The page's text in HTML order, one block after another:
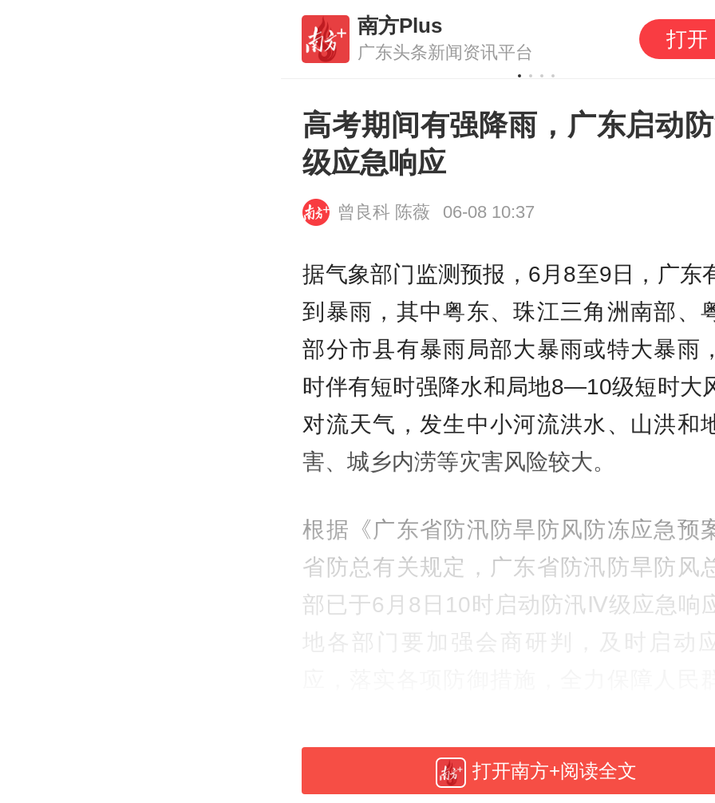
南方Plus
广东头条新闻资讯平台
打开
高考期间有强降雨，广东启动
级应急响应
曾良科 陈薇 06-08 10:37
据气象部门监测预报，6月8至9日，广东
到暴雨，其中粤东、珠江三角洲南部、
部分市县有暴雨局部大暴雨或特大暴雨
时伴有短时强降水和局地8—10级短时大
对流天气，发生中小河流洪水、山洪和
害、城乡内涝等灾害风险较大。
根据《广东省防汛防旱防风防冻应急预
省防总有关规定，广东省防汛防旱防风
部已于6月8日10时启动防汛Ⅳ级应急响
当前正值高考期间，省防总要求，各
打开南方+阅读全文